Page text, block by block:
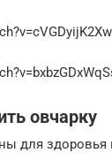
овчарку
для здоровья